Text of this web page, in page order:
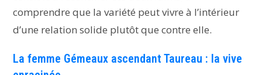
comprendre que la variété peut vivre à l’intérieur
d’une relation solide plutôt que contre elle.
La femme Gémeaux ascendant Taureau : la vive